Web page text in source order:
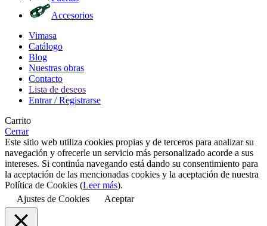
Accesorios
Vimasa
Catálogo
Blog
Nuestras obras
Contacto
Lista de deseos
Entrar / Registrarse
Carrito
Cerrar
Este sitio web utiliza cookies propias y de terceros para analizar su
navegación y ofrecerle un servicio más personalizado acorde a sus
intereses. Si continúa navegando está dando su consentimiento para
la aceptación de las mencionadas cookies y la aceptación de nuestra
Política de Cookies (Leer más).
Ajustes de Cookies
Aceptar